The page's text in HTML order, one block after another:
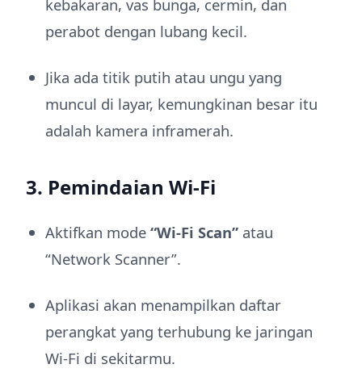
kebakaran, vas bunga, cermin, dan
perabot dengan lubang kecil.
Jika ada titik putih atau ungu yang
muncul di layar, kemungkinan besar itu
adalah kamera inframerah.
3. Pemindaian Wi-Fi
Aktifkan mode “Wi-Fi Scan” atau
“Network Scanner”.
Aplikasi akan menampilkan daftar
perangkat yang terhubung ke jaringan
Wi-Fi di sekitarmu.